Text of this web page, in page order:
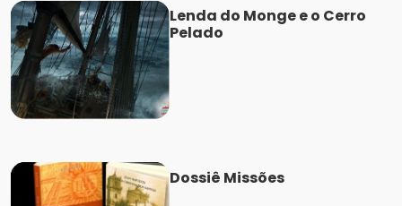
Lenda do Monge e o Cerro
Pelado
Dossiê Missões